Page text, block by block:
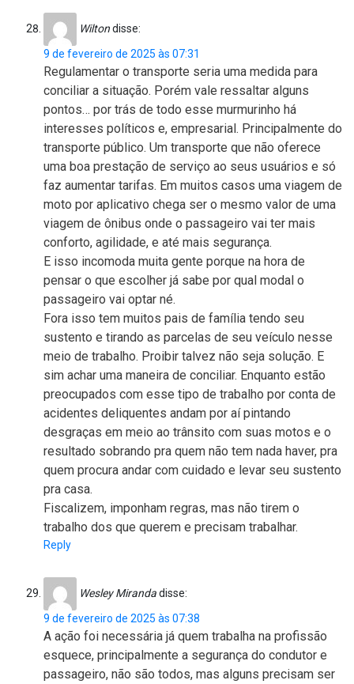
Wiltondisse:
9 de fevereiro de 2025 às 07:31
Regulamentar o transporte seria uma medida para
conciliar a situação. Porém vale ressaltar alguns
pontos… por trás de todo esse murmurinho há
interesses políticos e, empresarial. Principalmente do
transporte público. Um transporte que não oferece
uma boa prestação de serviço ao seus usuários e só
faz aumentar tarifas. Em muitos casos uma viagem de
moto por aplicativo chega ser o mesmo valor de uma
viagem de ônibus onde o passageiro vai ter mais
conforto, agilidade, e até mais segurança.
E isso incomoda muita gente porque na hora de
pensar o que escolher já sabe por qual modal o
passageiro vai optar né.
Fora isso tem muitos pais de família tendo seu
sustento e tirando as parcelas de seu veículo nesse
meio de trabalho. Proibir talvez não seja solução. E
sim achar uma maneira de conciliar. Enquanto estão
preocupados com esse tipo de trabalho por conta de
acidentes deliquentes andam por aí pintando
desgraças em meio ao trânsito com suas motos e o
resultado sobrando pra quem não tem nada haver, pra
quem procura andar com cuidado e levar seu sustento
pra casa.
Fiscalizem, imponham regras, mas não tirem o
trabalho dos que querem e precisam trabalhar.
Reply
Wesley Mirandadisse:
9 de fevereiro de 2025 às 07:38
A ação foi necessária já quem trabalha na profissão
esquece, principalmente a segurança do condutor e
passageiro, não são todos, mas alguns precisam ser